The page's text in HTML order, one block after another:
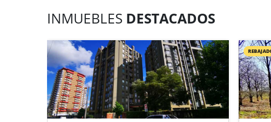
INMUEBLES DESTACADOS